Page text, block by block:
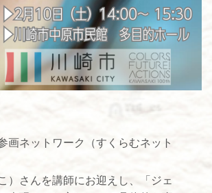
ネットワーク（すくらむネット
さんを講師にお迎えし、「ジェ